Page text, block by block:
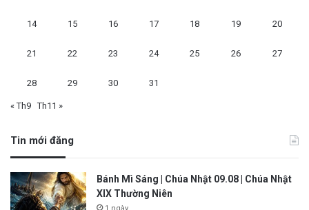
14 15 16 17 18 19 20
21 22 23 24 25 26 27
28 29 30 31
« Th9 Th11 »
Tin mới đăng
Bánh Mì Sáng | Chúa Nhật 09.08 | Chúa Nhật
XIX Thường Niên